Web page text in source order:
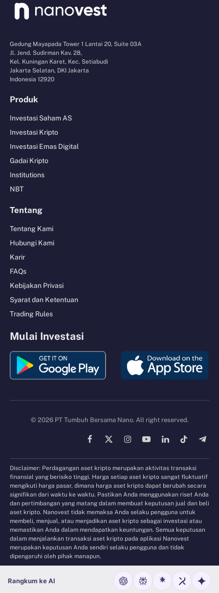
Gedung Mayapada Tower 1 Lantai 20, Suite 03A
Jl. Jend. Sudirman Kav. 28,
Kel. Kuningan Karet, Kec. Setiabudi
Jakarta Selatan, DKI Jakarta
Indonesia 12920
Produk
Investasi Saham AS
Investasi Kripto
Investasi Emas Digital
Gadai Kripto
Institutions
NBT
Tentang
Tentang Kami
Hubungi Kami
Karir
FAQs
Kebijakan Privasi
Syarat dan Ketentuan
Trading Rules
Mulai Investasi
© 2026 PT Tumbuh Bersama Nano. All right reserved.
Facebook
X
InstagramYouTubeLinkedInTikTok
Disclaimer: Perdagangan aset kripto merupakan aktivitas transaksi
finansial yang berisiko tinggi. Harga setiap aset kripto sangat fluktuatif
mengikuti harga pasar, dimana harga aset kripto dapat berubah secara
signifikan dari waktu ke waktu. Pastikan Anda menggunakan riset Anda
dan pertimbangan yang matang dalam membuat keputusan jual dan beli
aset kripto. Nanovest tidak memaksa Anda selaku pengguna untuk
membeli, menjual, atau menjadikan aset kripto sebagai investasi atau
memastikan Anda dalam mendapatkan keuntungan. Semua keputusan
dalam menjalankan transaksi aset kripto pada aplikasi Nanovest
merupakan keputusan Anda sendiri selaku pengguna dan tidak
dipengaruhi oleh pihak manapun.
Rangkum ke AI